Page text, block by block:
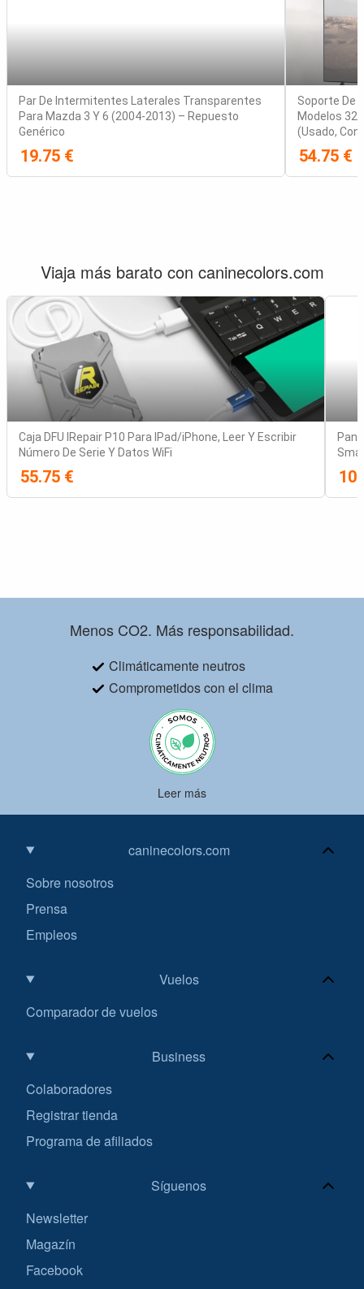
Par De Intermitentes Laterales Transparentes
Para Mazda 3 Y 6 (2004-2013) – Repuesto
Genérico
19.75 €
Soporte De
Modelos
(Usado,
54.75 €
Viaja más barato con caninecolors.com
Caja DFU IRepair P10 Para IPad/iPhone, Leer Y Escribir
Número De Serie Y Datos WiFi
55.75 €
Menos CO2. Más responsabilidad.
Climáticamente neutros
Comprometidos con el clima
Leer más
caninecolors.com
Sobre nosotros
Prensa
Empleos
Vuelos
Comparador de vuelos
Business
Colaboradores
Registrar tienda
Programa de afiliados
Síguenos
Newsletter
Magazín
Facebook